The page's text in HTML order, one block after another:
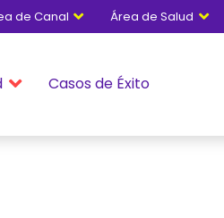

de Canal 
Área de Salud
 Casos de Éxito